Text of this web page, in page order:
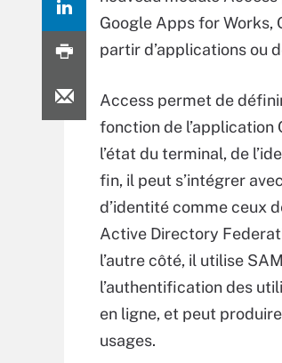
Google Apps for Works,
partir d’applications ou
Access permet de
fonction de l’application
l’état du terminal, de
fin, il peut s’intégrer
d’identité comme ceux
Active Directory
l’autre côté, il utilise
l’authentification des
en ligne, et peut
usages.